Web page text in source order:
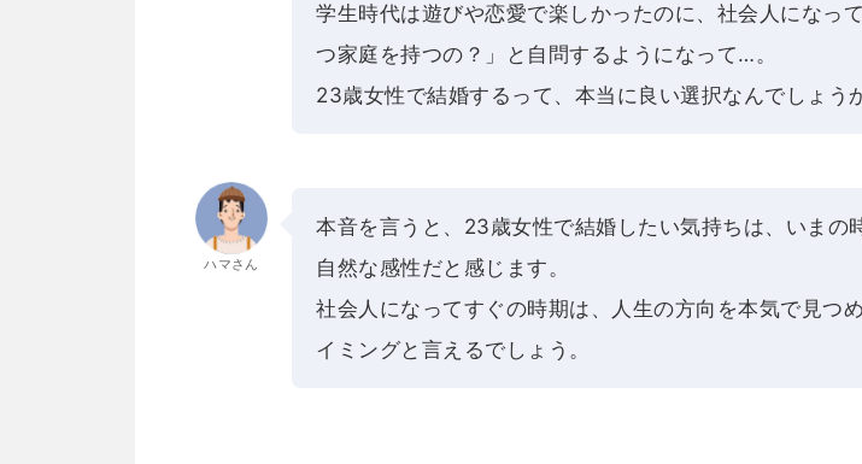
学生時代は遊びや恋愛で楽しかったのに、社会人になっ
つ家庭を持つの？」と自問するようになって…。
23歳女性で結婚するって、本当に良い選択なんでしょう
ハマさん
本音を言うと、23歳女性で結婚したい気持ちは、いまの
自然な感性だと感じます。
社会人になってすぐの時期は、人生の方向を本気で見つ
イミングと言えるでしょう。